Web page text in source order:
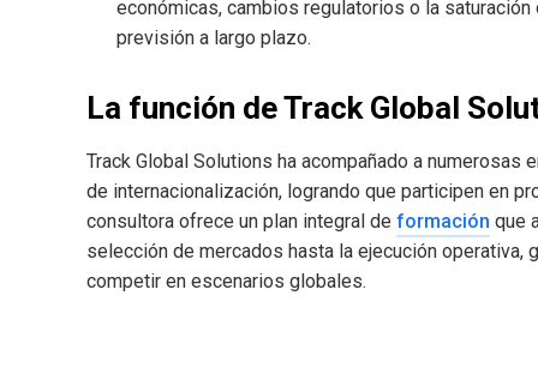
económicas, cambios regulatorios o la
previsión a largo plazo.
La función de Track Global
Track Global Solutions ha acompañado a
de internacionalización, logrando que participen en
consultora ofrece un plan integral de formación que
selección de mercados hasta la ejecución operativa,
competir en escenarios globales.